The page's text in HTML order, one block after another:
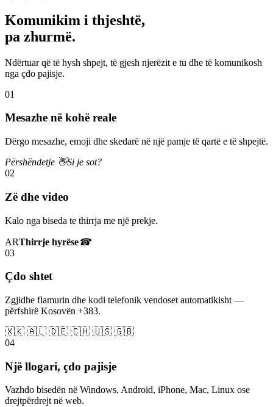
Komunikim i thjeshtë,
pa zhurmë.
Ndërtuar që të hysh shpejt, të gjesh njerëzit e tu dhe të komunikosh
nga çdo pajisje.
01
Mesazhe në kohë reale
Dërgo mesazhe, emoji dhe skedarë në një pamje të qartë e të shpejtë.
Përshëndetje 👋Si je sot?
02
Zë dhe video
Kalo nga biseda te thirrja me një prekje.
ARThirrje hyrëse☎
03
Çdo shtet
Zgjidhe flamurin dhe kodi telefonik vendoset automatikisht —
përfshirë Kosovën +383.
🇽🇰 🇦🇱 🇩🇪 🇨🇭 🇺🇸 🇬🇧
04
Një llogari, çdo pajisje
Vazhdo bisedën në Windows, Android, iPhone, Mac, Linux ose
drejtpërdrejt në web.